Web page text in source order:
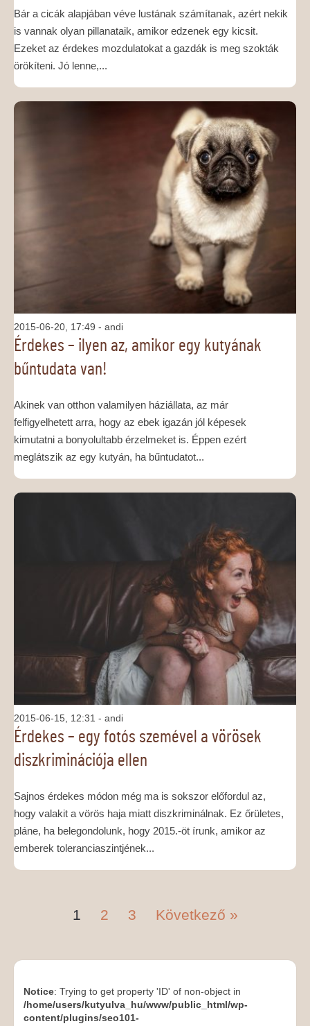
Bár a cicák alapjában véve lustának számítanak, azért nekik
is vannak olyan pillanataik, amikor edzenek egy kicsit.
Ezeket az érdekes mozdulatokat a gazdák is meg szokták
örökíteni. Jó lenne,...
2015-06-20, 17:49 - andi
Érdekes – ilyen az, amikor egy kutyának
bűntudata van!
Akinek van otthon valamilyen háziállata, az már
felfigyelhetett arra, hogy az ebek igazán jól képesek
kimutatni a bonyolultabb érzelmeket is. Éppen ezért
meglátszik az egy kutyán, ha bűntudatot...
2015-06-15, 12:31 - andi
Érdekes – egy fotós szemével a vörösek
diszkriminációja ellen
Sajnos érdekes módon még ma is sokszor előfordul az,
hogy valakit a vörös haja miatt diszkriminálnak. Ez őrületes,
pláne, ha belegondolunk, hogy 2015.-öt írunk, amikor az
emberek toleranciaszintjének...
1 2 3 Következő »
Notice: Trying to get property 'ID' of non-object in
/home/users/kutyulva_hu/www/public_html/wp-
content/plugins/seo101-